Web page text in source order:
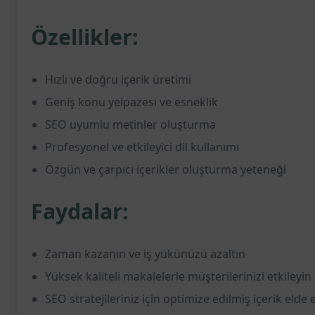
Özellikler:
Hızlı ve doğru içerik üretimi
Geniş konu yelpazesi ve esneklik
SEO uyumlu metinler oluşturma
Profesyonel ve etkileyici dil kullanımı
Özgün ve çarpıcı içerikler oluşturma yeteneği
Faydalar:
Zaman kazanın ve iş yükünüzü azaltın
Yüksek kaliteli makalelerle müşterilerinizi etkileyin
SEO stratejileriniz için optimize edilmiş içerik elde